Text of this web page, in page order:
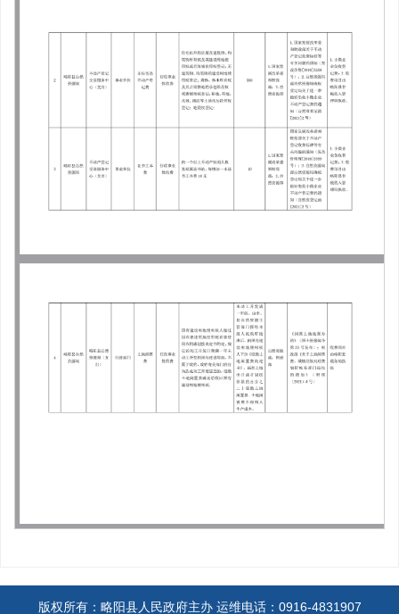
版权所有：略阳县人民政府主办 运维电话：0916-4831907